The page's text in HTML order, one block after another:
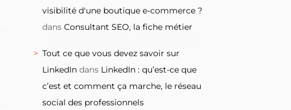
visibilité d'une boutique e-commerce ?
dansConsultant SEO, la fiche métier
Tout ce que vous devez savoir sur
LinkedIn dans LinkedIn : qu’est-ce que
c’est et comment ça marche, le réseau
social des professionnels